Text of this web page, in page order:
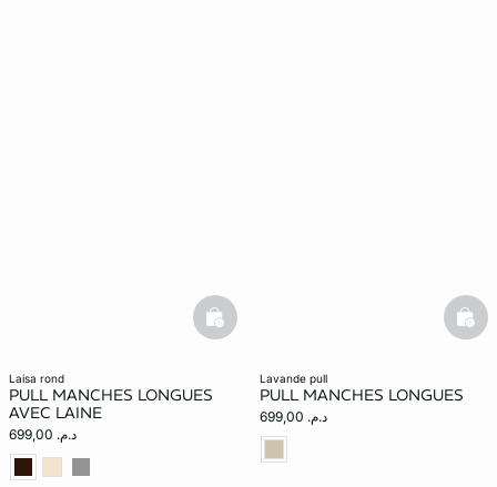
laisa rond
PULL MANCHES LONGUES
AVEC LAINE
د.م. 699,00
basketfull
lavande pull
PULL MANCHES LONGUES
د.م. 699,00